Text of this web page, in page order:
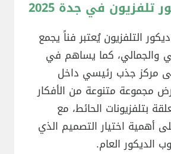
تلفزيون في جدة 2025
التلفزيون يُعتبر فناً يجمع
والجمالي، كما يساهم في
مركز جذب رئيسي داخل
مجموعة متنوعة من الأفكار
بتلفزيونات الحائط، مع
أهمية اختيار التصميم الذي
الديكور العام.